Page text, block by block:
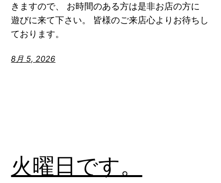
きますので、 お時間のある方は是非お店の方に
遊びに来て下さい。 皆様のご来店心よりお待ちし
ております。
8月 5, 2026
火曜日です。